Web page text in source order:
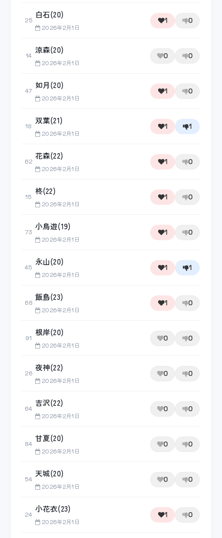
25
白石(20)
2026年2月1日
1 0
14
涼森(20)
2026年2月1日
0 0
47
如月(20)
2026年2月1日
1 0
18
双葉(21)
2026年2月1日
1 1
62
花森(22)
2026年2月1日
1 0
15
柊(22)
2026年2月1日
1 0
73
小鳥遊(19)
2026年2月1日
1 0
45
永山(20)
2026年2月1日
1 1
68
飯島(23)
2026年2月1日
1 0
91
根岸(20)
2026年2月1日
0 0
26
夜神(22)
2026年2月1日
0 0
64
吉沢(22)
2026年2月1日
0 0
84
甘夏(20)
2026年2月1日
0 0
54
天城(20)
2026年2月1日
0 0
24
小花衣(23)
2026年2月1日
1 0